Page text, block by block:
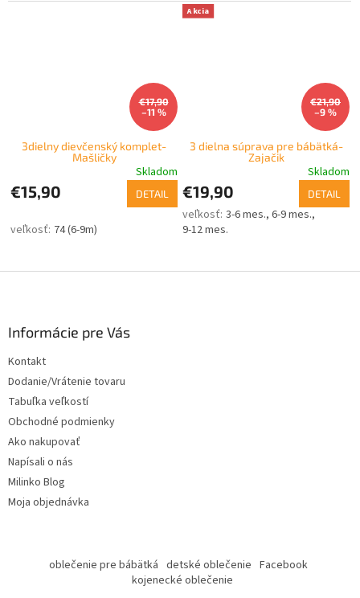
€17,90
–11 %
3dielny dievčenský komplet-
Mašličky
Skladom
€15,90 DETAIL
74 (6-9m)
Akcia
€21,90
–9 %
3 dielna súprava pre bábätká-
Zajačik
Skladom
€19,90 DETAIL
3-6 mes. 6-9 mes.
9-12 mes.
Informácie pre Vás
Kontakt
Dodanie/Vrátenie tovaru
Tabuľka veľkostí
Obchodné podmienky
Ako nakupovať
Napísali o nás
Milinko Blog
Moja objednávka
oblečenie pre bábätká detské oblečenie Facebook
kojenecké oblečenie